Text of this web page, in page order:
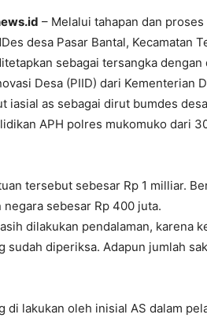
– Melalui tahapan dan
desa Pasar Bantal, Kecamatan
sebagai tersangka
Desa (PIID) dari Kementerian
iasial as sebagai dirut bumdes
APH polres mukomuko dari
tersebut sebesar Rp 1 milliar.
sebesar Rp 400 juta.
dilakukan pendalaman, karena
sudah diperiksa. Adapun jumlah
di lakukan oleh inisial AS dalam